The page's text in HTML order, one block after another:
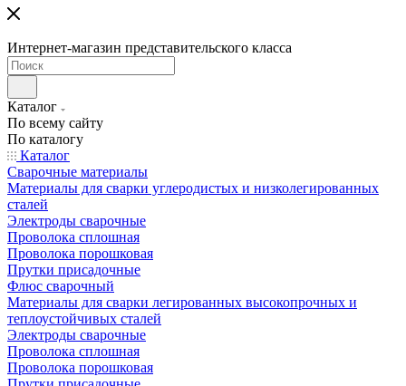
Интернет-магазин представительского класса
Каталог
По всему сайту
По каталогу
Каталог
Сварочные материалы
Материалы для сварки углеродистых и низколегированных
сталей
Электроды сварочные
Проволока сплошная
Проволока порошковая
Прутки присадочные
Флюс сварочный
Материалы для сварки легированных высокопрочных и
теплоустойчивых сталей
Электроды сварочные
Проволока сплошная
Проволока порошковая